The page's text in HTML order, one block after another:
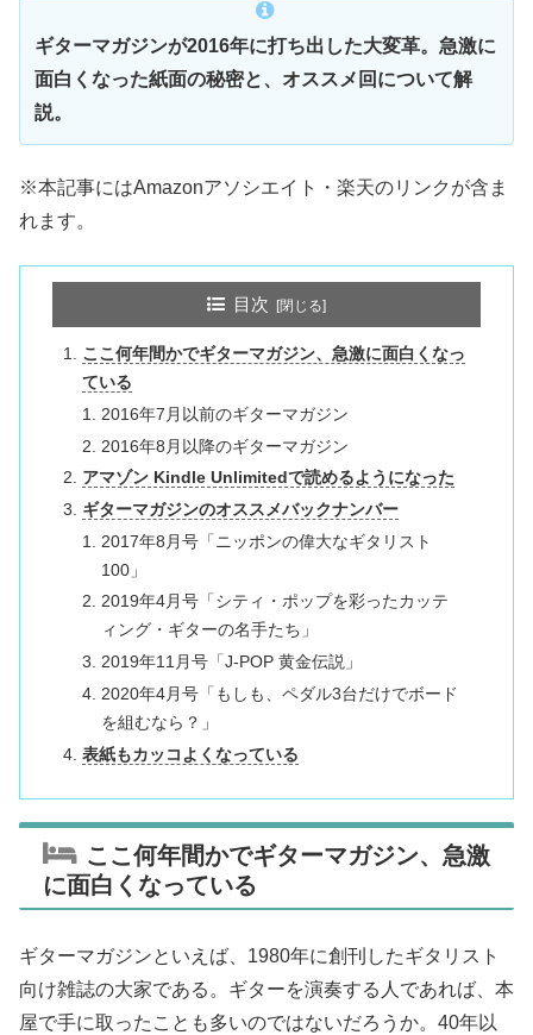
ギターマガジンが2016年に打ち出した大変革。急激に
面白くなった紙面の秘密と、オススメ回について解
説。
※本記事にはAmazonアソシエイト・楽天のリンクが含ま
れます。
目次
ここ何年間かでギターマガジン、急激に面白くなっ
ている
2016年7月以前のギターマガジン
2016年8月以降のギターマガジン
アマゾン Kindle Unlimitedで読めるようになった
ギターマガジンのオススメバックナンバー
2017年8月号「ニッポンの偉大なギタリスト
100」
2019年4月号「シティ・ポップを彩ったカッテ
ィング・ギターの名手たち」
2019年11月号「J-POP 黄金伝説」
2020年4月号「もしも、ペダル3台だけでボード
を組むなら？」
表紙もカッコよくなっている
ここ何年間かでギターマガジン、急激
に面白くなっている
ギターマガジンといえば、1980年に創刊したギタリスト
向け雑誌の大家である。ギターを演奏する人であれば、本
屋で手に取ったことも多いのではないだろうか。40年以